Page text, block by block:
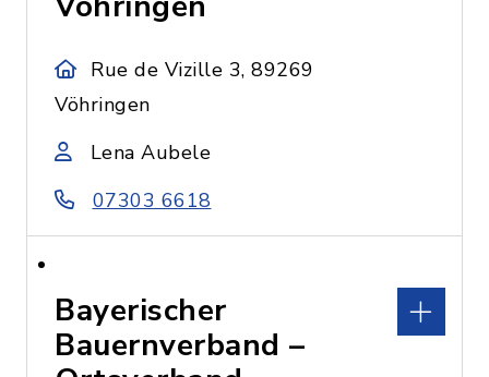
Rue de Vizille 3, 89269
Vöhringen
Lena Aubele
07303 6618
Bayerischer
Bauernverband –